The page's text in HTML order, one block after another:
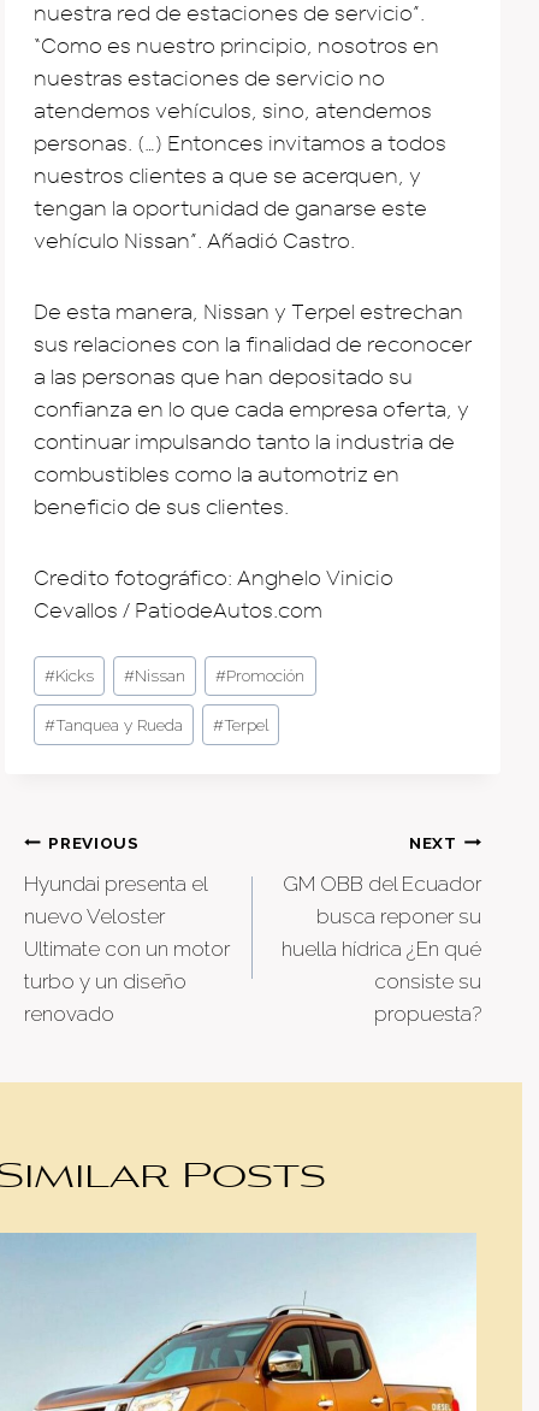
nuestra red de estaciones de servicio”.
“Como es nuestro principio, nosotros en
nuestras estaciones de servicio no
atendemos vehículos, sino, atendemos
personas. (…) Entonces invitamos a todos
nuestros clientes a que se acerquen, y
tengan la oportunidad de ganarse este
vehículo Nissan”. Añadió Castro.
De esta manera, Nissan y Terpel estrechan
sus relaciones con la finalidad de reconocer
a las personas que han depositado su
confianza en lo que cada empresa oferta, y
continuar impulsando tanto la industria de
combustibles como la automotriz en
beneficio de sus clientes.
Credito fotográfico: Anghelo Vinicio
Cevallos / PatiodeAutos.com
Post
Tags:
#Kicks #Nissan #Promoción
#Tanquea y Rueda #Terpel
Post
navigation
PREVIOUS
Hyundai presenta el
nuevo Veloster
Ultimate con un motor
turbo y un diseño
renovado
NEXT
GM OBB del Ecuador
busca reponer su
huella hídrica ¿En qué
consiste su
propuesta?
Posts